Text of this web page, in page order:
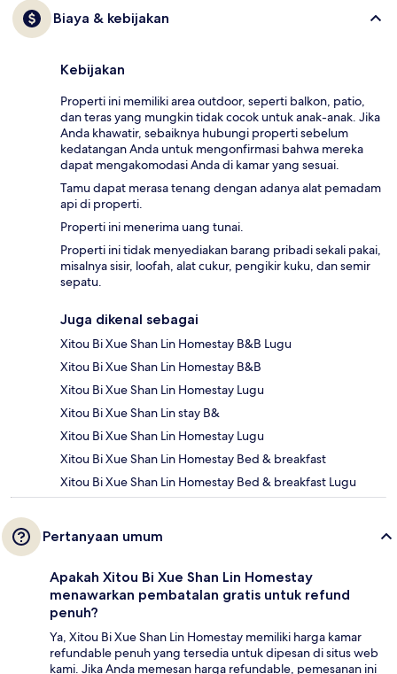
Biaya & kebijakan
Kebijakan
Properti ini memiliki area outdoor, seperti balkon, patio,
dan teras yang mungkin tidak cocok untuk anak-anak. Jika
Anda khawatir, sebaiknya hubungi properti sebelum
kedatangan Anda untuk mengonfirmasi bahwa mereka
dapat mengakomodasi Anda di kamar yang sesuai.
Tamu dapat merasa tenang dengan adanya alat pemadam
api di properti.
Properti ini menerima uang tunai.
Properti ini tidak menyediakan barang pribadi sekali pakai,
misalnya sisir, loofah, alat cukur, pengikir kuku, dan semir
sepatu.
Juga dikenal sebagai
Xitou Bi Xue Shan Lin Homestay B&B Lugu
Xitou Bi Xue Shan Lin Homestay B&B
Xitou Bi Xue Shan Lin Homestay Lugu
Xitou Bi Xue Shan Lin stay B&
Xitou Bi Xue Shan Lin Homestay Lugu
Xitou Bi Xue Shan Lin Homestay Bed & breakfast
Xitou Bi Xue Shan Lin Homestay Bed & breakfast Lugu
Pertanyaan umum
Apakah Xitou Bi Xue Shan Lin Homestay
menawarkan pembatalan gratis untuk refund
penuh?
Ya, Xitou Bi Xue Shan Lin Homestay memiliki harga kamar
refundable penuh yang tersedia untuk dipesan di situs web
kami. Jika Anda memesan harga refundable, pemesanan ini